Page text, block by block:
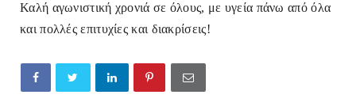
Καλή αγωνιστική χρονιά σε όλους, με υγεία πάνω από όλα
και πολλές επιτυχίες και διακρίσεις!